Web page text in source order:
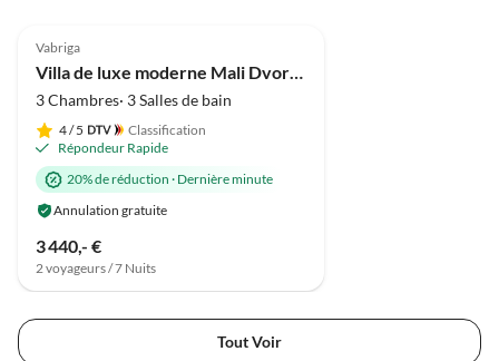
während die Kids den Pool
unsicher machten, sind
wir zum Meer spaziert.
Der Weg ist nicht wirklich
nennenswert, ist auch
ganzen Strandspielzeug
usw. zu schaffen. Wären
noch weitere Ziele
angefahren, hätten wir
Vabriga
3 Chambres· 3 Salles de bain
4/ 5
Classification
Répondeur Rapide
20% de réduction · Dernière minute
Annulation gratuite
3 440,- €
2 voyageurs / 7 Nuits
Tout Voir